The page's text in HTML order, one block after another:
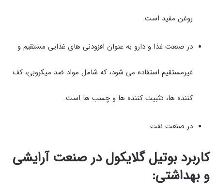
روغن مفید است.
در صنعت غذا و دارو به عنوان افزودنی های غذایی مستقیم و
غیرمستقیم استفاده می شود، که شامل مواد ضد میکروبی، کف
کننده ها، تثبیت کننده ها و چسب ها است.
در صنعت نفت
کاربرد بوتیل گلایکول در صنعت آرایشی
و بهداشتی: